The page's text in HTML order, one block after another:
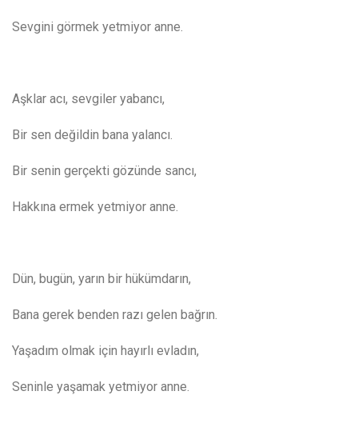
Sevgini görmek yetmiyor anne.
Aşklar acı, sevgiler yabancı,
Bir sen değildin bana yalancı.
Bir senin gerçekti gözünde sancı,
Hakkına ermek yetmiyor anne.
Dün, bugün, yarın bir hükümdarın,
Bana gerek benden razı gelen bağrın.
Yaşadım olmak için hayırlı evladın,
Seninle yaşamak yetmiyor anne.